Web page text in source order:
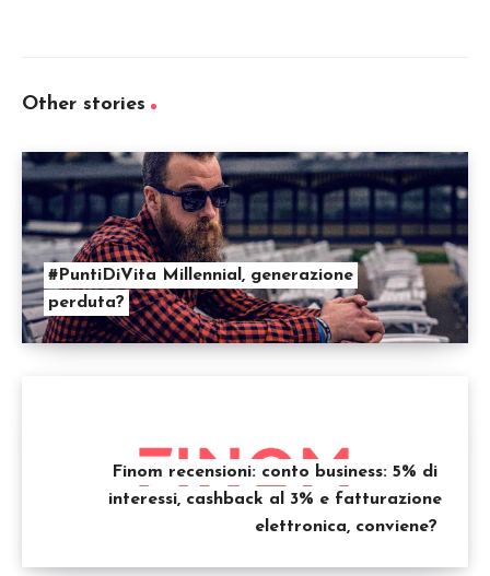
Other stories
#PuntiDiVita Millennial, generazione
perduta?
Finom recensioni: conto business: 5% di
interessi, cashback al 3% e fatturazione
elettronica, conviene?